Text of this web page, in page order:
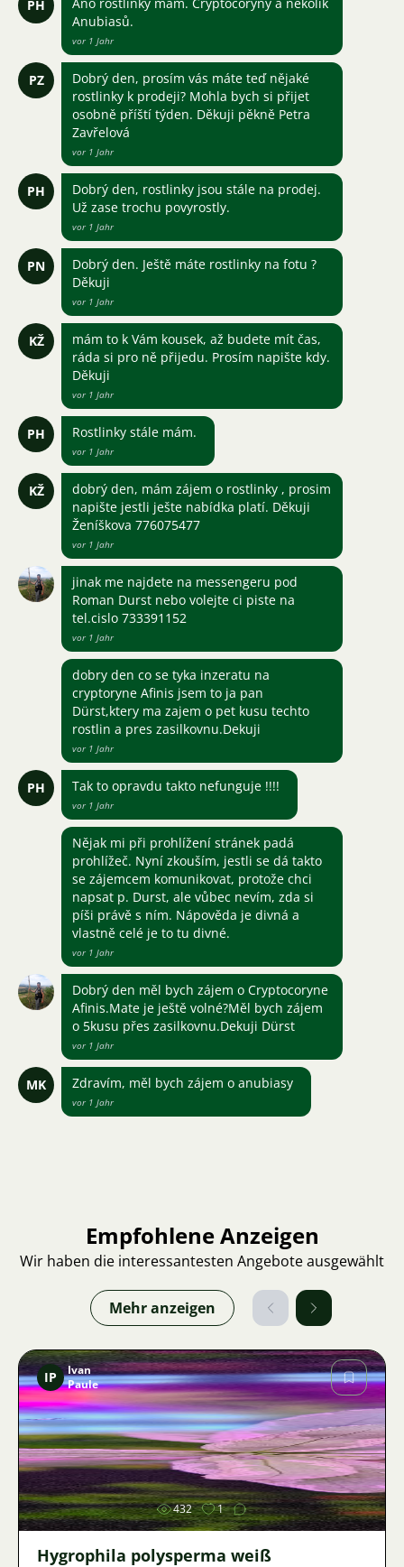
PH
Anubiasů.
vor 1 Jahr
PZ
Dobrý den, prosím vás máte teď nějaké
rostlinky k prodeji? Mohla bych si přijet
osobně příští týden. Děkuji pěkně Petra
Zavřelová
vor 1 Jahr
PH
Dobrý den, rostlinky jsou stále na prodej.
Už zase trochu povyrostly.
vor 1 Jahr
PN
Dobrý den. Ještě máte rostlinky na fotu ?
Děkuji
vor 1 Jahr
KŽ
mám to k Vám kousek, až budete mít čas,
ráda si pro ně přijedu. Prosím napište kdy.
Děkuji
vor 1 Jahr
PH Rostlinky stále mám.
vor 1 Jahr
KŽ
dobrý den, mám zájem o rostlinky , prosim
napište jestli ješte nabídka platí. Děkuji
Ženíškova 776075477
vor 1 Jahr
jinak me najdete na messengeru pod
Roman Durst nebo volejte ci piste na
tel.cislo 733391152
vor 1 Jahr
dobry den co se tyka inzeratu na
cryptoryne Afinis jsem to ja pan
Dürst,ktery ma zajem o pet kusu techto
rostlin a pres zasilkovnu.Dekuji
vor 1 Jahr
PH Tak to opravdu takto nefunguje !!!!
vor 1 Jahr
Nějak mi při prohlížení stránek padá
prohlížeč. Nyní zkouším, jestli se dá takto
se zájemcem komunikovat, protože chci
napsat p. Durst, ale vůbec nevím, zda si
píši právě s ním. Nápověda je divná a
vlastně celé je to tu divné.
vor 1 Jahr
Dobrý den měl bych zájem o Cryptocoryne
Afinis.Mate je ještě volné?Měl bych zájem
o 5kusu přes zasilkovnu.Dekuji Dürst
vor 1 Jahr
MK Zdravím, měl bych zájem o anubiasy
vor 1 Jahr
Empfohlene Anzeigen
Wir haben die interessantesten Angebote ausgewählt
Mehr anzeigen
Bild
IP
Ivan
Paule
432 1
Hygrophila polysperma weiß